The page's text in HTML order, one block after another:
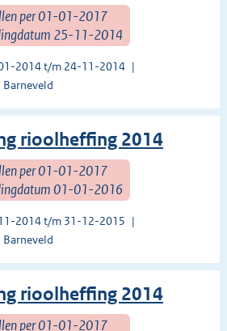
per 01-01-2017
25-11-2014
2014 t/m 24-11-2014
rioolheffing 2014
per 01-01-2017
01-01-2016
2014 t/m 31-12-2015
rioolheffing 2014
per 01-01-2017